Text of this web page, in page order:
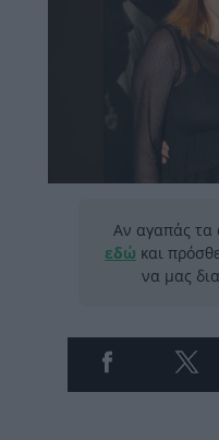
Αν αγαπάς τα
εδώ και
να μας